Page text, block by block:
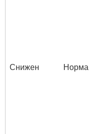
Снижен Норма